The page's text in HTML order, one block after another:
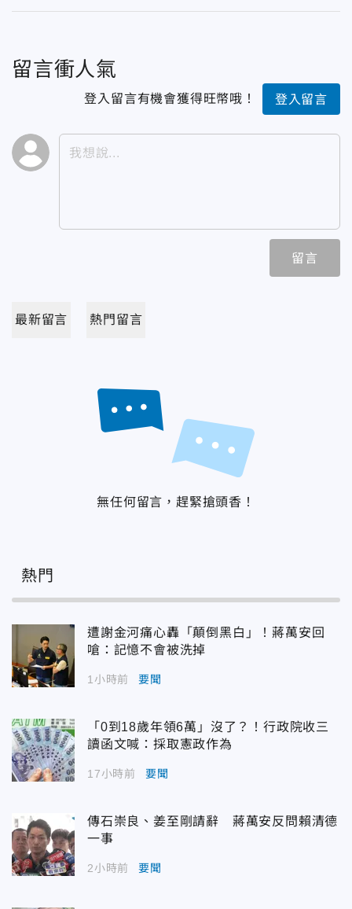
留言衝人氣
登入留言有機會獲得旺幣哦！ 登入留言
留言
最新留言 熱門留言
無任何留言，趕緊搶頭香！
熱門
遭謝金河痛心轟「顛倒黑白」！蔣萬安回
嗆：記憶不會被洗掉
1小時前 要聞
「0到18歲年領6萬」沒了？！行政院收三
讀函文喊：採取憲政作為
17小時前 要聞
傳石崇良、姜至剛請辭 蔣萬安反問賴清德
一事
2小時前 要聞